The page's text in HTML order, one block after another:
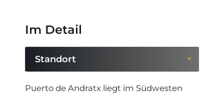
Im Detail
Standort
Standort
Puerto de Andratx liegt im Südwesten